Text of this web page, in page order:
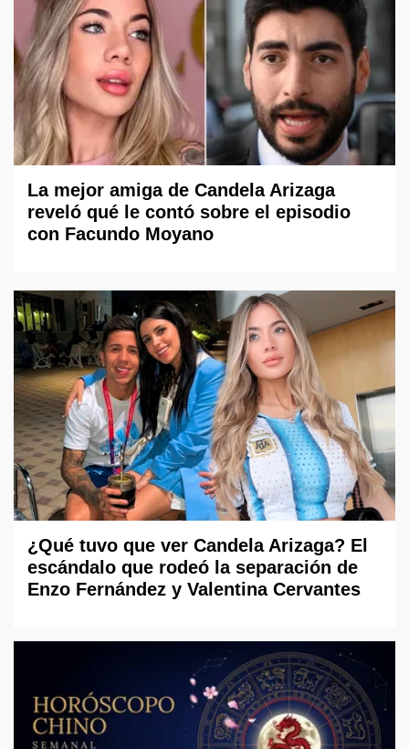
La mejor amiga de Candela Arizaga
reveló qué le contó sobre el episodio
con Facundo Moyano
¿Qué tuvo que ver Candela Arizaga? El
escándalo que rodeó la separación de
Enzo Fernández y Valentina Cervantes